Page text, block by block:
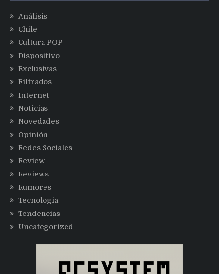
Análisis
Chile
Cultura POP
Dispositivo
Exclusivas
Filtrados
Internet
Noticias
Novedades
Opinión
Redes Sociales
Review
Reviews
Rumores
Tecnología
Tendencias
Uncategorized